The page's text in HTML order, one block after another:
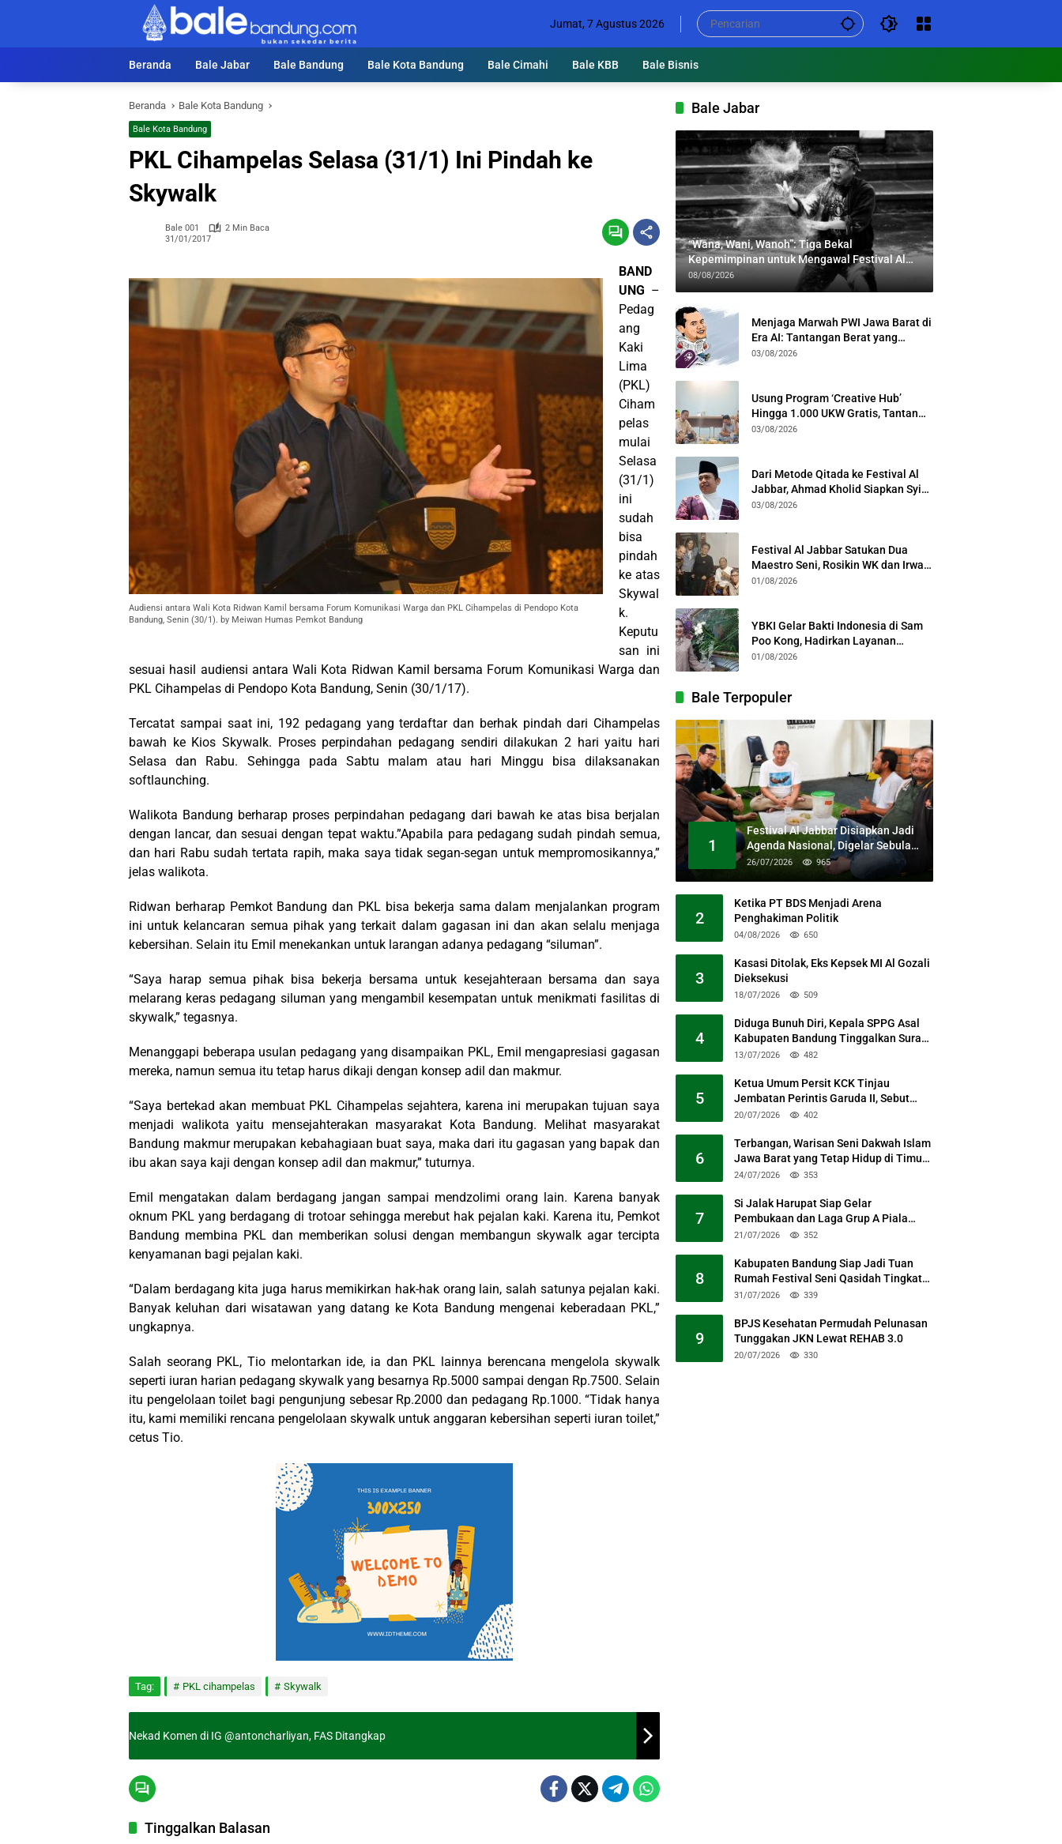
Jumat, 7 Agustus 2026
Beranda Bale Jabar Bale Bandung Bale Kota Bandung Bale Cimahi Bale KBB Bale Bisnis
Beranda Bale Kota Bandung
Bale Kota Bandung
PKL Cihampelas Selasa (31/1) Ini Pindah ke
Skywalk
Bale 001
2 Min Baca
31/01/2017
Audiensi antara Wali Kota Ridwan Kamil bersama Forum Komunikasi Warga dan PKL Cihampelas di Pendopo Kota
Bandung, Senin (30/1). by Meiwan Humas Pemkot Bandung
BAND
UNG –
Pedag
ang
Kaki
Lima
(PKL)
Ciham
pelas
mulai
Selasa
(31/1)
ini
sudah
bisa
pindah
ke atas
Skywal
k.
Keputu
san ini
sesuai hasil audiensi antara Wali Kota Ridwan Kamil bersama Forum Komunikasi Warga dan
PKL Cihampelas di Pendopo Kota Bandung, Senin (30/1/17).
Tercatat sampai saat ini, 192 pedagang yang terdaftar dan berhak pindah dari Cihampelas
bawah ke Kios Skywalk. Proses perpindahan pedagang sendiri dilakukan 2 hari yaitu hari
Selasa dan Rabu. Sehingga pada Sabtu malam atau hari Minggu bisa dilaksanakan
softlaunching.
Walikota Bandung berharap proses perpindahan pedagang dari bawah ke atas bisa berjalan
dengan lancar, dan sesuai dengan tepat waktu.”Apabila para pedagang sudah pindah semua,
dan hari Rabu sudah tertata rapih, maka saya tidak segan-segan untuk mempromosikannya,”
jelas walikota.
Ridwan berharap Pemkot Bandung dan PKL bisa bekerja sama dalam menjalankan program
ini untuk kelancaran semua pihak yang terkait dalam gagasan ini dan akan selalu menjaga
kebersihan. Selain itu Emil menekankan untuk larangan adanya pedagang “siluman”.
“Saya harap semua pihak bisa bekerja bersama untuk kesejahteraan bersama dan saya
melarang keras pedagang siluman yang mengambil kesempatan untuk menikmati fasilitas di
skywalk,” tegasnya.
Menanggapi beberapa usulan pedagang yang disampaikan PKL, Emil mengapresiasi gagasan
mereka, namun semua itu tetap harus dikaji dengan konsep adil dan makmur.
“Saya bertekad akan membuat PKL Cihampelas sejahtera, karena ini merupakan tujuan saya
menjadi walikota yaitu mensejahterakan masyarakat Kota Bandung. Melihat masyarakat
Bandung makmur merupakan kebahagiaan buat saya, maka dari itu gagasan yang bapak dan
ibu akan saya kaji dengan konsep adil dan makmur,” tuturnya.
Emil mengatakan dalam berdagang jangan sampai mendzolimi orang lain. Karena banyak
oknum PKL yang berdagang di trotoar sehingga merebut hak pejalan kaki. Karena itu, Pemkot
Bandung membina PKL dan memberikan solusi dengan membangun skywalk agar tercipta
kenyamanan bagi pejalan kaki.
“Dalam berdagang kita juga harus memikirkan hak-hak orang lain, salah satunya pejalan kaki.
Banyak keluhan dari wisatawan yang datang ke Kota Bandung mengenai keberadaan PKL,”
ungkapnya.
Salah seorang PKL, Tio melontarkan ide, ia dan PKL lainnya berencana mengelola skywalk
seperti iuran harian pedagang skywalk yang besarnya Rp.5000 sampai dengan Rp.7500. Selain
itu pengelolaan toilet bagi pengunjung sebesar Rp.2000 dan pedagang Rp.1000. “Tidak hanya
itu, kami memiliki rencana pengelolaan skywalk untuk anggaran kebersihan seperti iuran toilet,”
cetus Tio.
Tag: PKL cihampelas Skywalk
Nekad Komen di IG @antoncharliyan, FAS Ditangkap
Tinggalkan Balasan
Bale Jabar
“Wana, Wani, Wanoh”: Tiga Bekal
Kepemimpinan untuk Mengawal Festival Al
Jabbar
08/08/2026
Menjaga Marwah PWI Jawa Barat di
Era AI: Tantangan Berat yang
Menuntut Solidaritas Lintas
03/08/2026
Usung Program ‘Creative Hub’
Hingga 1.000 UKW Gratis, Tantan
Sulthon Paparkan Visi PWI Jabar di
03/08/2026
Dari Metode Qitada ke Festival Al
Jabbar, Ahmad Kholid Siapkan Syiar
Al-Qur’an Lewat Nada
03/08/2026
Festival Al Jabbar Satukan Dua
Maestro Seni, Rosikin WK dan Irwan
Guntari Garap Pertunjukan Kolosal
01/08/2026
YBKI Gelar Bakti Indonesia di Sam
Poo Kong, Hadirkan Layanan
Kesehatan Gratis dan Dialog
01/08/2026
Bale Terpopuler
1
Festival Al Jabbar Disiapkan Jadi
Agenda Nasional, Digelar Sebulan
Penuh di Kawasan Masjid Raya Al
26/07/2026 965
2
Ketika PT BDS Menjadi Arena
Penghakiman Politik
04/08/2026 650
3
Kasasi Ditolak, Eks Kepsek MI Al Gozali
Dieksekusi
18/07/2026 509
4
Diduga Bunuh Diri, Kepala SPPG Asal
Kabupaten Bandung Tinggalkan Surat
Permohonan Maaf
13/07/2026 482
5
Ketua Umum Persit KCK Tinjau
Jembatan Perintis Garuda II, Sebut
Simbol Kebersamaan TNI dan Rakyat
20/07/2026 402
6
Terbangan, Warisan Seni Dakwah Islam
Jawa Barat yang Tetap Hidup di Timur
Kabupaten Bandung
24/07/2026 353
7
Si Jalak Harupat Siap Gelar
Pembukaan dan Laga Grup A Piala
Presiden 2026 Sabtu Mendatang
21/07/2026 352
8
Kabupaten Bandung Siap Jadi Tuan
Rumah Festival Seni Qasidah Tingkat
Nasional
31/07/2026 339
9
BPJS Kesehatan Permudah Pelunasan
Tunggakan JKN Lewat REHAB 3.0
20/07/2026 330